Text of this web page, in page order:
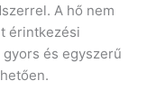
A hő nem
érintkezési
és egyszerű